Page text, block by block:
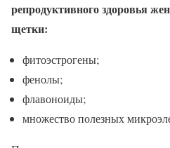
репродуктивного здоровья
щетки:
фитоэстрогены;
фенолы;
флавоноиды;
множество полезных